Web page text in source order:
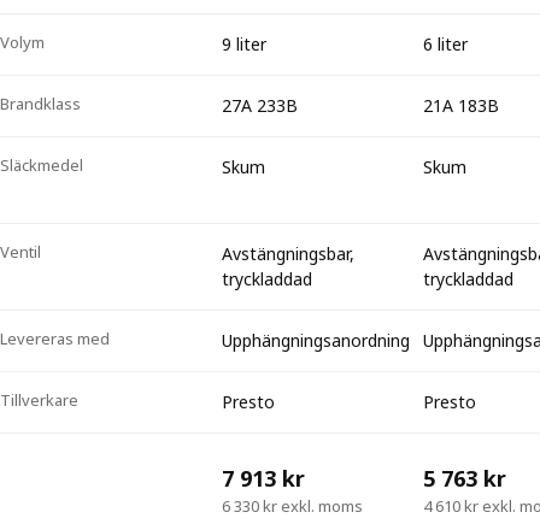
Volym 9 liter 6 liter
Brandklass 27A 233B 21A 183B
Släckmedel Skum Skum
Ventil
Avstängningsbar,
tryckladdad
tryckladdad
Levereras med Upphängningsanordning
Tillverkare Presto Presto
7 913 kr
6 330 kr exkl. moms
5 763 kr
4 610 kr exkl.